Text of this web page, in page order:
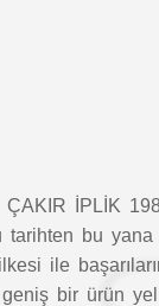
İPLİK
tarihten bu
ile
bir ürün